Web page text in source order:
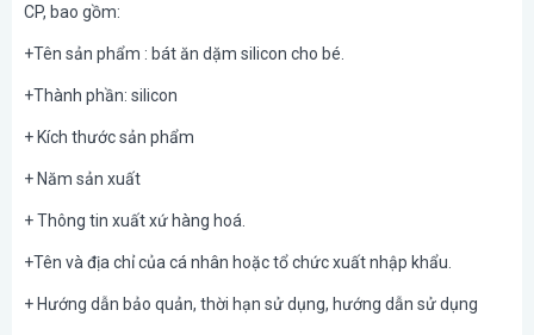
CP, bao gồm:
+Tên sản phẩm : bát ăn dặm silicon cho bé.
+Thành phần: silicon
+ Kích thước sản phẩm
+ Năm sản xuất
+ Thông tin xuất xứ hàng hoá.
+Tên và địa chỉ của cá nhân hoặc tổ chức xuất nhập khẩu.
+ Hướng dẫn bảo quản, thời hạn sử dụng, hướng dẫn sử dụng